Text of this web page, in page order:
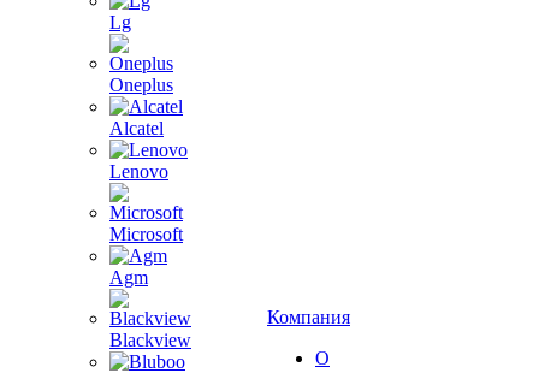
Lg
Oneplus
Alcatel
Lenovo
Microsoft
Agm
Blackview
Компания
О